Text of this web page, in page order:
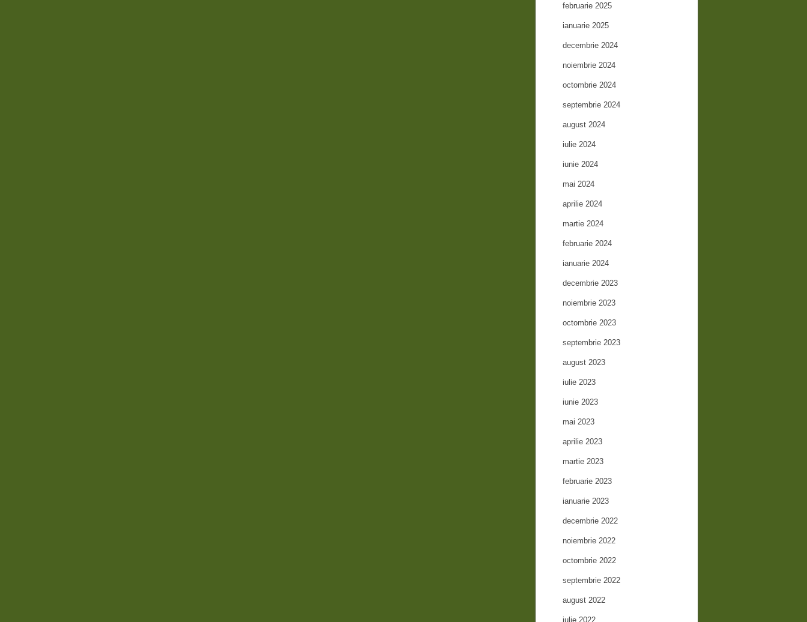
februarie 2025
ianuarie 2025
decembrie 2024
noiembrie 2024
octombrie 2024
septembrie 2024
august 2024
iulie 2024
iunie 2024
mai 2024
aprilie 2024
martie 2024
februarie 2024
ianuarie 2024
decembrie 2023
noiembrie 2023
octombrie 2023
septembrie 2023
august 2023
iulie 2023
iunie 2023
mai 2023
aprilie 2023
martie 2023
februarie 2023
ianuarie 2023
decembrie 2022
noiembrie 2022
octombrie 2022
septembrie 2022
august 2022
iulie 2022